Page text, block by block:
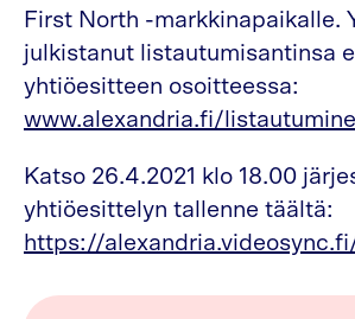
First North -markkinapaikalle.
julkistanut listautumisantinsa
yhtiöesitteen osoitteessa:
www.alexandria.fi/
Katso 26.4.2021 klo 18.00
yhtiöesittelyn tallenne täältä:
https://